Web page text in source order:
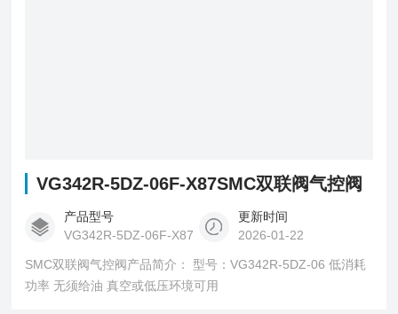
VG342R-5DZ-06F-X87SMC双联阀气控阀
产品型号
VG342R-5DZ-06F-X87
更新时间
2026-01-22
SMC双联阀气控阀产品简介： 型号：VG342R-5DZ-06 低消耗
功率 无须给油 真空或低压环境可用